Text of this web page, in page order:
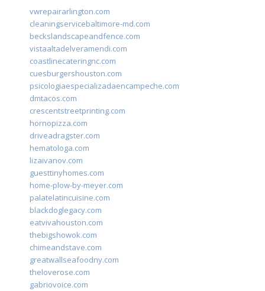
vwrepairarlington.com
cleaningservicebaltimore-md.com
beckslandscapeandfence.com
vistaaltadelveramendi.com
coastlinecateringnc.com
cuesburgershouston.com
psicologiaespecializadaencampeche.com
dmtacos.com
crescentstreetprinting.com
hornopizza.com
driveadragster.com
hematologa.com
lizaivanov.com
guesttinyhomes.com
home-plow-by-meyer.com
palatelatincuisine.com
blackdoglegacy.com
eatvivahouston.com
thebigshowok.com
chimeandstave.com
greatwallseafoodny.com
theloverose.com
gabriovoice.com